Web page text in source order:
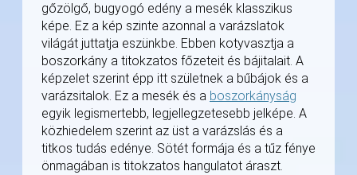
gőzölgő, bugyogó edény a mesék klasszikus
képe. Ez a kép szinte azonnal a varázslatok
világát juttatja eszünkbe. Ebben kotyvasztja a
boszorkány a titokzatos főzeteit és bájitalait. A
képzelet szerint épp itt születnek a bűbájok és a
varázsitalok. Ez a mesék és a boszorkányság
egyik legismertebb, legjellegzetesebb jelképe. A
közhiedelem szerint az üst a varázslás és a
titkos tudás edénye. Sötét formája és a tűz fénye
önmagában is titokzatos hangulatot áraszt.